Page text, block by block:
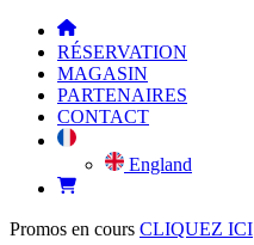
RÉSERVATION
MAGASIN
PARTENAIRES
CONTACT
England
Promos en cours CLIQUEZ ICI